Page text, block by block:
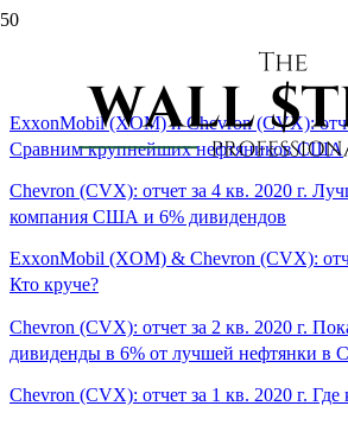
ExxonMobil (XOM) и Chevron (CVX):
Сравним крупнейших нефтяников США
Chevron (CVX): отчет за 4 кв. 2020 г.
компания США и 6% дивидендов
ExxonMobil (XOM) & Chevron (CVX):
Кто круче?
Chevron (CVX): отчет за 2 кв. 2020 г.
дивиденды в 6% от лучшей нефтянки
Chevron (CVX): отчет за 1 кв. 2020 г. Где